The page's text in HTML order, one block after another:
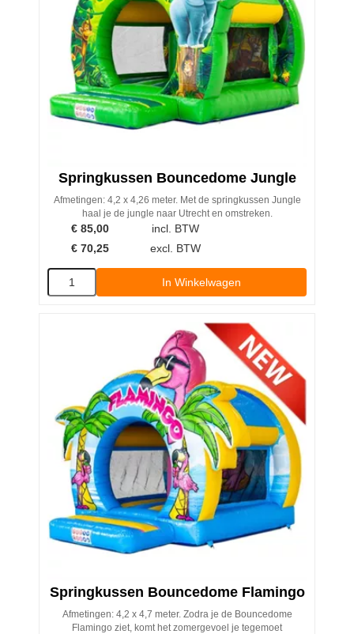
Springkussen Bouncedome Jungle
Afmetingen: 4,2 x 4,26 meter. Met de springkussen Jungle
haal je de jungle naar Utrecht en omstreken.
€ 85,00
incl. BTW
€ 70,25 excl. BTW
In Winkelwagen
Springkussen Bouncedome Flamingo
Afmetingen: 4,2 x 4,7 meter. Zodra je de Bouncedome
Flamingo ziet, komt het zomergevoel je tegemoet